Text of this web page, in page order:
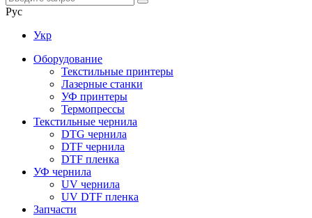
Рус
Укр
Оборудование
Текстильные принтеры
Лазерные станки
УФ принтеры
Термопрессы
Текстильные чернила
DTG чернила
DTF чернила
DTF пленка
УФ чернила
UV чернила
UV DTF пленка
Запчасти